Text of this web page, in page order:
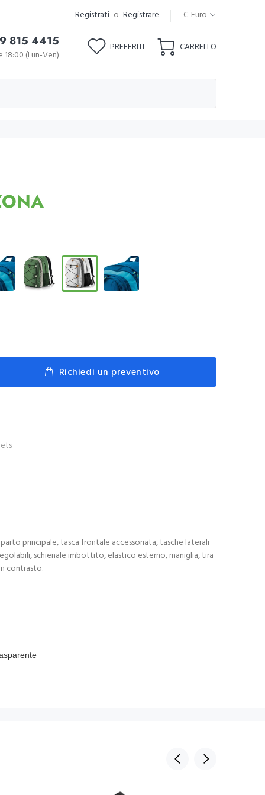
Registrati o Registrare € Euro
815 4415
18:00 (Lun-Ven)
PREFERITI CARRELLO
Richiedi un preventivo
principale, tasca frontale accessoriata, tasche laterali
schienale imbottito, elastico esterno, maniglia, tira
contrasto.